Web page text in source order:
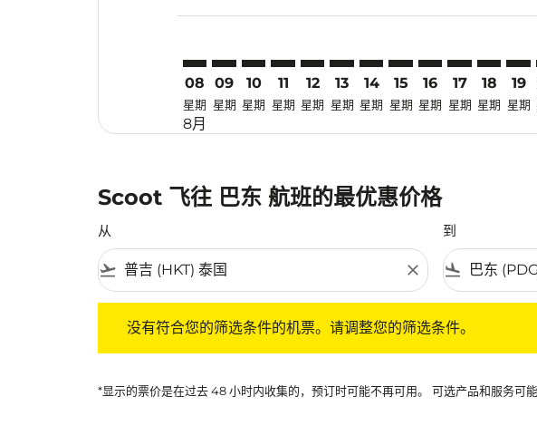
08
星期
8月
09
星期
10
星期
11
星期
12
星期
13
星期
14
星期
15
星期
16
星期
17
星期
18
星期
19
星期
Scoot 飞往 巴东 航班的最优惠价格
从
flight_takeoff close
到
flight_land
没有符合您的筛选条件的机票。请调整您的筛选条件。
*显示的票价是在过去 48 小时内收集的，预订时可能不再可用。 可选产品和服务可能